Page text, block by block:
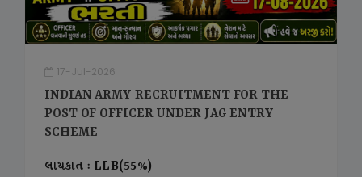
17-Jul-2026
INDIAN ARMY RECRUITMENT FOR THE
POST OF OFFICER UNDER JAG ENTRY
SCHEME
લાયકાત : LLB(55%)